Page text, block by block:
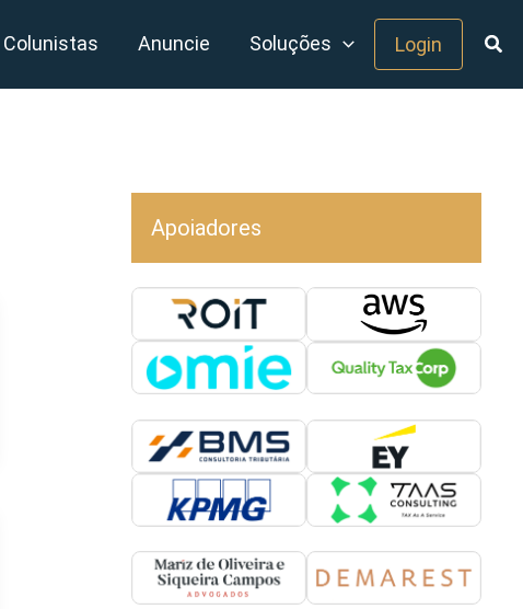
Colunistas Anuncie Soluções Login
Apoiadores